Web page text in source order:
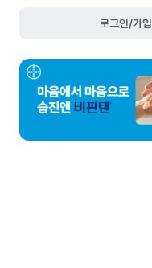
로그인/가입